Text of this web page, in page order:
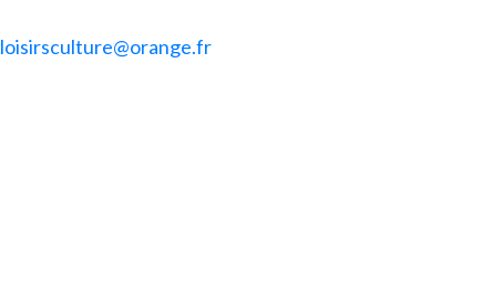
loisirsculture@orange.fr